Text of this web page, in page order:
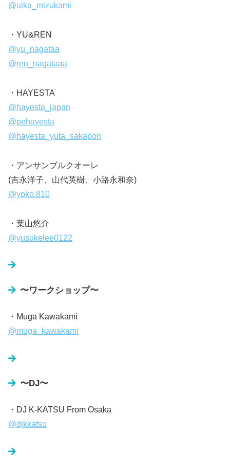
@uika_mizukami
・YU&REN
@yu_nagataa
@ren_nagataaa
・HAYESTA
@hayesta_japan
@pehayesta
@hayesta_yuta_sakapon
・アンサンブルクオーレ
(吉永洋子、山代英樹、小路永和奈)
@yoko.810
・葉山悠介
@yusukelee0122
〜ワークショップ〜
・Muga Kawakami
@muga_kawakami
〜DJ〜
・DJ K-KATSU From Osaka
@djkkatsu